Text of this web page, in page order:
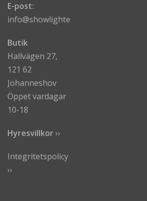
E-post:
info@showlighters.se
Butik
Hallvägen 27,
121 62
Johanneshov
Öppet vardagar
10-18
Hyresvillkor››
Integritetspolicy
››